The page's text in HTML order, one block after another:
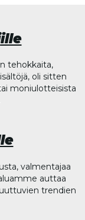
tehokkaita,
oli sitten
moniulotteisista
valmentajaa
auttaa
trendien